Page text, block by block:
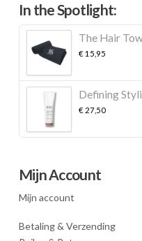
In the Spotlight:
The Hair
€15,95
Defining
€27,50
Mijn Account
Mijn account
Betaling & Verzending